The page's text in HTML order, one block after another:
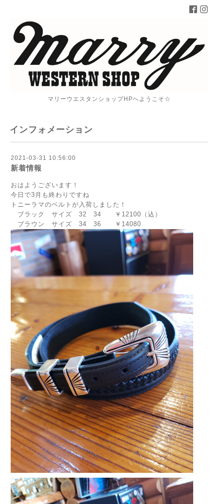
マリーウエスタンショップHPへようこそ☆
インフォメーション
2021-03-31 10:56:00
新着情報
おはようございます！
今日で3月も終わりですね
トニーラマのベルトが入荷しました！
ブラック サイズ 32 34 ￥12100（込）
ブラウン サイズ 34 36 ￥14080